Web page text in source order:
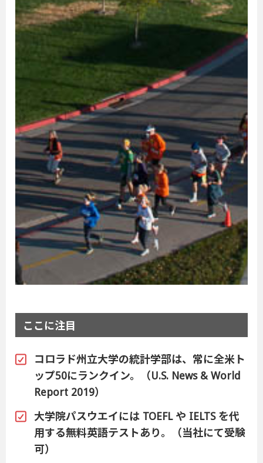
ここに注目
コロラド州立大学の統計学部は、常に全米ト
ップ50にランクイン。（U.S. News & World
Report 2019）
大学院パスウエイには TOEFL や IELTS を代
用する無料英語テストあり。（当社にて受験
可）